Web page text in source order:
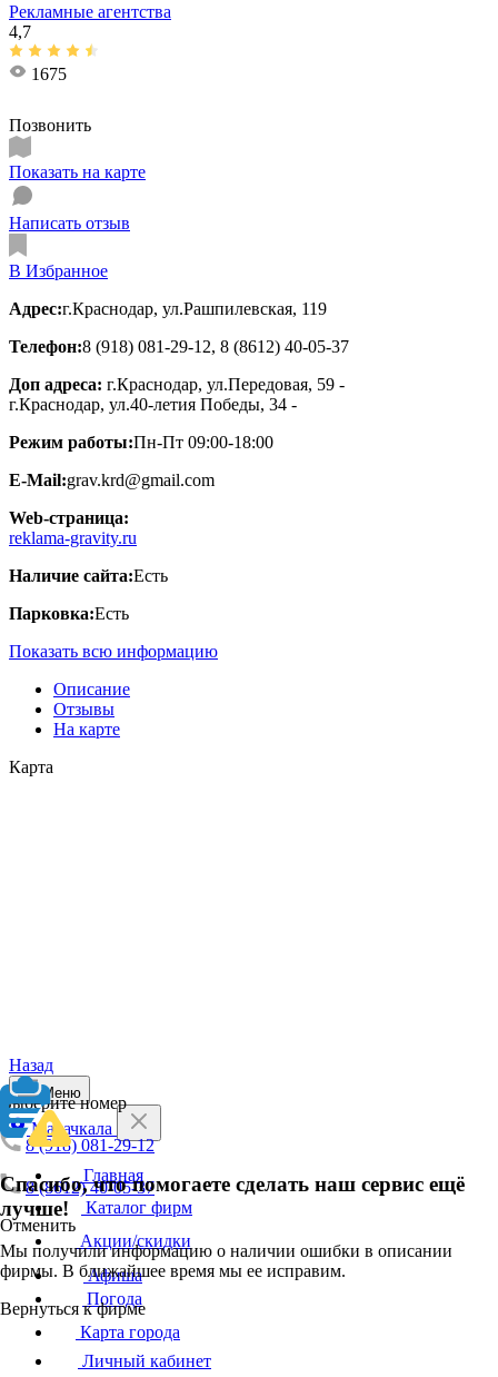
Рекламные агентства
4,7
1675
Позвонить
Показать на карте
Написать отзыв
В Избранное
Адрес:г.Краснодар, ул.Рашпилевская, 119
Телефон:8 (918) 081-29-12, 8 (8612) 40-05-37
Доп адреса: г.Краснодар, ул.Передовая, 59 -
г.Краснодар, ул.40-летия Победы, 34 -
Режим работы:Пн-Пт 09:00-18:00
E-Mail:grav.krd@gmail.com
Web-страница:
reklama-gravity.ru
Наличие сайта:Есть
Парковка:Есть
Показать всю информацию
Описание
Отзывы
На карте
Карта
Назад
Выберите номер
8 (918) 081-29-12
8 (8612) 40-05-37
Отменить
Спасибо, что помогаете сделать наш сервис ещё
лучше!
Мы получили информацию о наличии ошибки в описании
фирмы. В ближайшее время мы ее исправим.
Вернуться к фирме
Меню
Махачкала
Главная
Каталог фирм
Акции/скидки
Афиша
Погода
Карта города
Личный кабинет